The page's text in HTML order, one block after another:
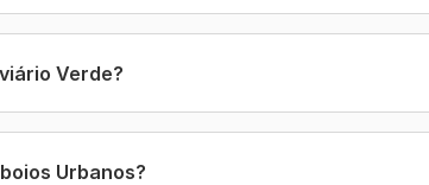
Verde?
Urbanos?